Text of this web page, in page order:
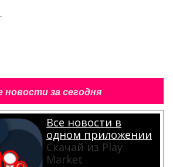
новости за сегодня
Все новости в
одном приложении
Скачай из Play
Market